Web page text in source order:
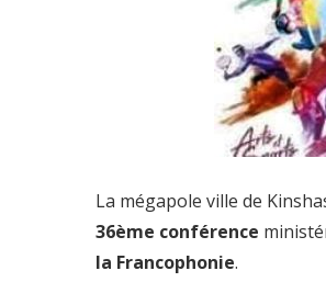
La mégapole ville de
36ème conférence
la Francophonie.